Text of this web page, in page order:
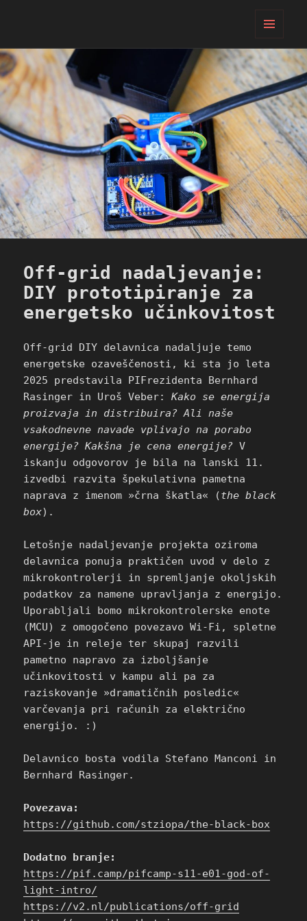
IN
GRADNIKI
Off-grid nadaljevanje:
DIY prototipiranje za
energetsko učinkovitost
Off-grid DIY delavnica nadaljuje temo
energetske ozaveščenosti, ki sta jo leta
2025 predstavila PIFrezidenta Bernhard
Rasinger in Uroš Veber:Kako se energija
proizvaja in distribuira? Ali naše
vsakodnevne navade vplivajo na porabo
energije? Kakšna je cena energije? V
iskanju odgovorov je bila na lanski 11.
izvedbi razvita špekulativna pametna
naprava z imenom »črna škatla« (the black
box).
Letošnje nadaljevanje projekta oziroma
delavnica ponuja praktičen uvod v delo z
mikrokontrolerji in spremljanje okoljskih
podatkov za namene upravljanja z energijo.
Uporabljali bomo mikrokontrolerske enote
(MCU) z omogočeno povezavo Wi-Fi, spletne
API-je in releje ter skupaj razvili
pametno napravo za izboljšanje
učinkovitosti v kampu ali pa za
raziskovanje »dramatičnih posledic«
varčevanja pri računih za električno
energijo. :)
Delavnico bosta vodila Stefano Manconi in
Bernhard Rasinger.
Povezava:
https://github.com/stziopa/the-black-box
Dodatno branje:
https://pif.camp/pifcamp-s11-e01-god-of-
light-intro/
https://v2.nl/publications/off-grid